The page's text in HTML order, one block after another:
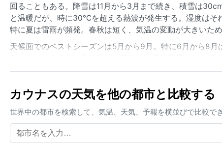
回ることもある。降雪は11月から3月まで続き、積雪は
と温暖だが、時に30℃を超える熱波が発生する。湿度はそ
特に夏は雷雨が頻発。春秋は短く、気温の変動が大きいた
天候面でのベストシーズンは5月から9月。特に6月から8
しないが、冬の大雪で公共交通が乱れることがある。秋の
カウナスの天気を他の都市と比較する
世界中の都市を検索して、気温、天気、予報を横並びで比較でき